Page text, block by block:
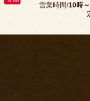
営業時間/10時
ご利用シーンから選ぶ